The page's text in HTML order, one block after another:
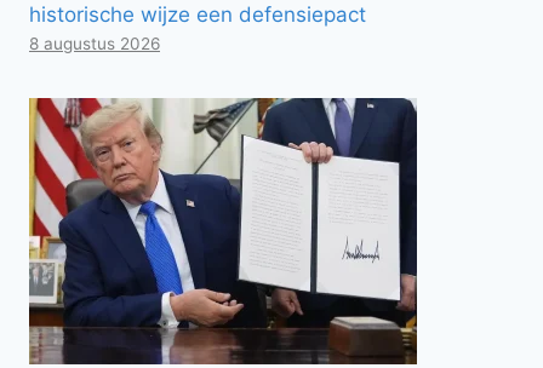
historische wijze een defensiepact
8 augustus 2026